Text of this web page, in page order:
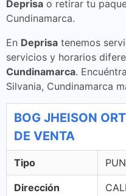
Deprisa o retirar tu
Cundinamarca.
En Deprisa tenemos
servicios y horarios
Cundinamarca.
Silvania, Cundinamarca
BOG JHEISON
DE VENTA
Tipo
Dirección